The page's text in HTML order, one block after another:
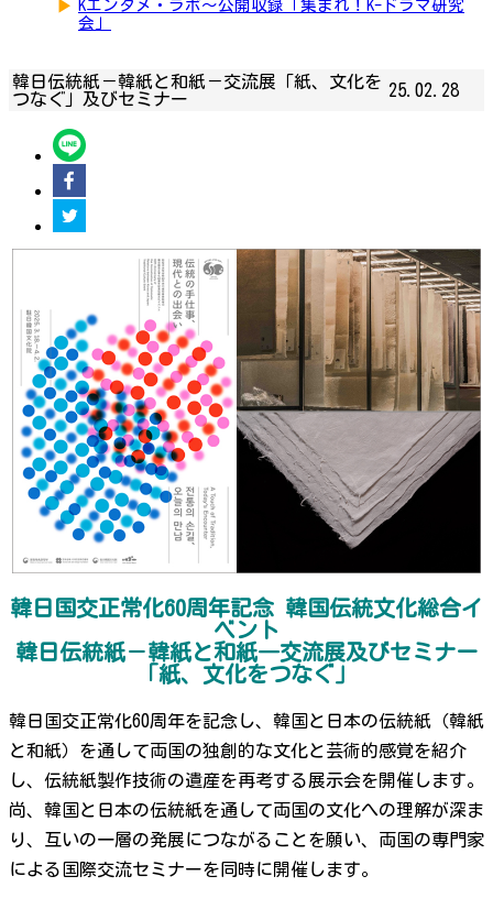
▶ Kエンタメ・ラボ～公開収録「集まれ！K-ドラマ研究
会」
韓日伝統紙－韓紙と和紙－交流展「紙、文化を
つなぐ」及びセミナー
25.02.28
韓日国交正常化60周年記念 韓国伝統文化総合イ
ベント
韓日伝統紙－韓紙と和紙―交流展及びセミナー
「紙、文化をつなぐ」
韓日国交正常化60周年を記念し、韓国と日本の伝統紙（韓紙
と和紙）を通して両国の独創的な文化と芸術的感覚を紹介
し、伝統紙製作技術の遺産を再考する展示会を開催します。
尚、韓国と日本の伝統紙を通して両国の文化への理解が深ま
り、互いの一層の発展につながることを願い、両国の専門家
による国際交流セミナーを同時に開催します。